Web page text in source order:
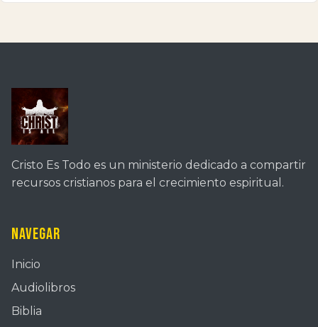
Cristo Es Todo es un ministerio dedicado a compartir
recursos cristianos para el crecimiento espiritual.
Navegar
Inicio
Audiolibros
Biblia